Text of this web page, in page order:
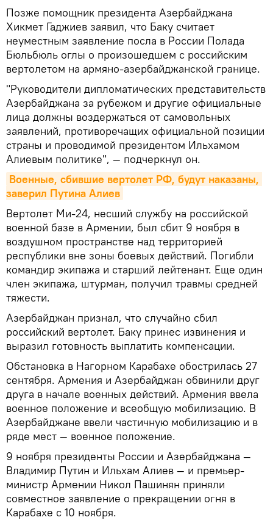
Позже помощник президента Азербайджана
Хикмет Гаджиев заявил, что Баку считает
неуместным заявление посла в России Полада
Бюльбюль оглы о произошедшем с российским
вертолетом на армяно-азербайджанской границе.
"Руководители дипломатических представительств
Азербайджана за рубежом и другие официальные
лица должны воздержаться от самовольных
заявлений, противоречащих официальной позиции
страны и проводимой президентом Ильхамом
Алиевым политике", — подчеркнул он.
Военные, сбившие вертолет РФ, будут наказаны,
заверил Путина Алиев
Вертолет Ми-24, несший службу на российской
военной базе в Армении, был сбит 9 ноября в
воздушном пространстве над территорией
республики вне зоны боевых действий. Погибли
командир экипажа и старший лейтенант. Еще один
член экипажа, штурман, получил травмы средней
тяжести.
Азербайджан признал, что случайно сбил
российский вертолет. Баку принес извинения и
выразил готовность выплатить компенсации.
Обстановка в Нагорном Карабахе обострилась 27
сентября. Армения и Азербайджан обвинили друг
друга в начале военных действий. Армения ввела
военное положение и всеобщую мобилизацию. В
Азербайджане ввели частичную мобилизацию и в
ряде мест — военное положение.
9 ноября президенты России и Азербайджана —
Владимир Путин и Ильхам Алиев — и премьер-
министр Армении Никол Пашинян приняли
совместное заявление о прекращении огня в
Карабахе с 10 ноября.